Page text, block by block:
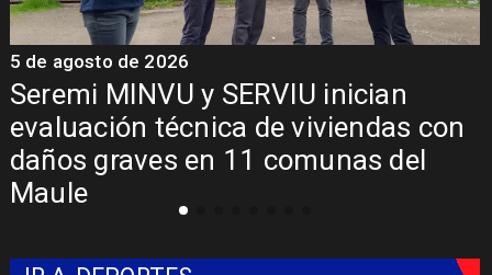
Seremi MINVU y SERVIU inician
evaluación técnica de viviendas con
daños graves en 11 comunas del
Maule
5 de agosto de 2026